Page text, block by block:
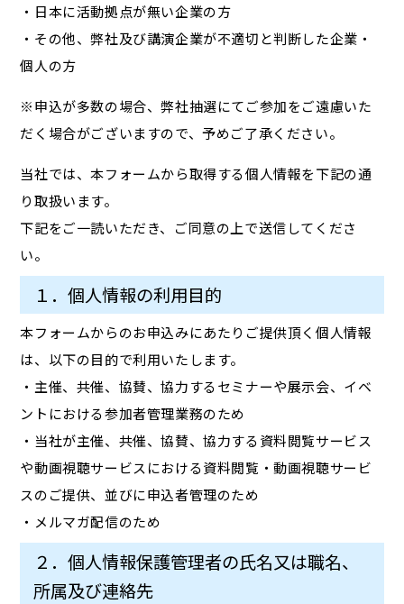
・日本に活動拠点が無い企業の方
・その他、弊社及び講演企業が不適切と判断した企業・
個人の方
※申込が多数の場合、弊社抽選にてご参加をご遠慮いた
だく場合がございますので、予めご了承ください。
当社では、本フォームから取得する個人情報を下記の通
り取扱います。
下記をご一読いただき、ご同意の上で送信してくださ
い。
１．個人情報の利用目的
本フォームからのお申込みにあたりご提供頂く個人情報
は、以下の目的で利用いたします。
・主催、共催、協賛、協力するセミナーや展示会、イベ
ントにおける参加者管理業務のため
・当社が主催、共催、協賛、協力する資料閲覧サービス
や動画視聴サービスにおける資料閲覧・動画視聴サービ
スのご提供、並びに申込者管理のため
・メルマガ配信のため
２．個人情報保護管理者の氏名又は職名、
所属及び連絡先